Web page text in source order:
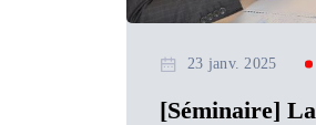
23 janv. 2025
[Séminaire]